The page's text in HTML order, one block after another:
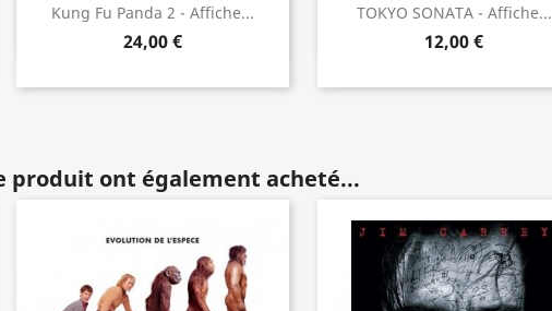
Kung Fu Panda 2 - Affiche...
24,00 €
Aperçu rapide TOKYO SONATA - Affiche...
12,00 €
Aperçu rapide
produit ont également acheté...